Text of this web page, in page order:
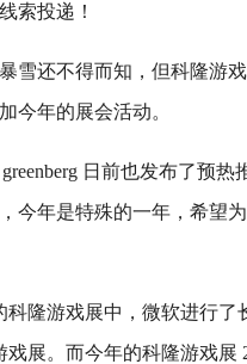
索投递！
雪还不得而知，但科隆游
今年的展会活动。
日前也发布了预
今年是特殊的一年，希望
隆游戏展中，微软进行了
展。而今年的科隆游戏展